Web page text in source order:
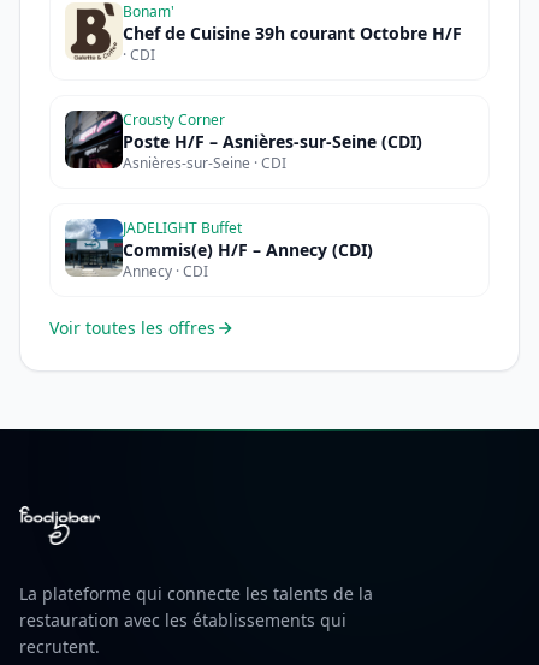
Bonam'
Chef de Cuisine 39h courant Octobre H/F
· CDI
Crousty Corner
Poste H/F – Asnières-sur-Seine (CDI)
Asnières-sur-Seine · CDI
JADELIGHT Buffet
Commis(e) H/F – Annecy (CDI)
Annecy · CDI
Voir toutes les offres
La plateforme qui connecte les talents de la
restauration avec les établissements qui
recrutent.